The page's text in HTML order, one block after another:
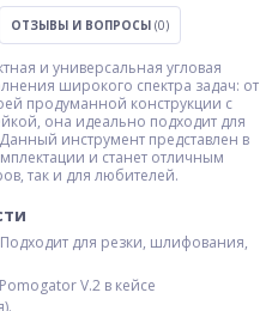
ОТЗЫВЫ И ВОПРОСЫ (0)
и универсальная угловая
широкого спектра задач: от
продуманной конструкции с
она идеально подходит для
инструмент представлен в
и станет отличным
так и для любителей.
для резки, шлифования,
V.2 в кейсе